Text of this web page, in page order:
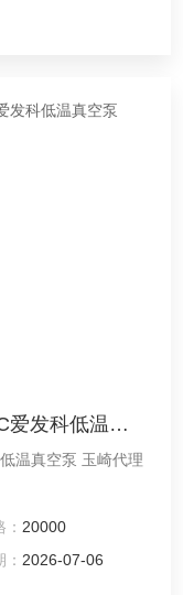
CRYO-U6H玉崎代理日本ULVAC爱发科低温真空泵
温真空泵 玉崎代理
20000
2026-07-06